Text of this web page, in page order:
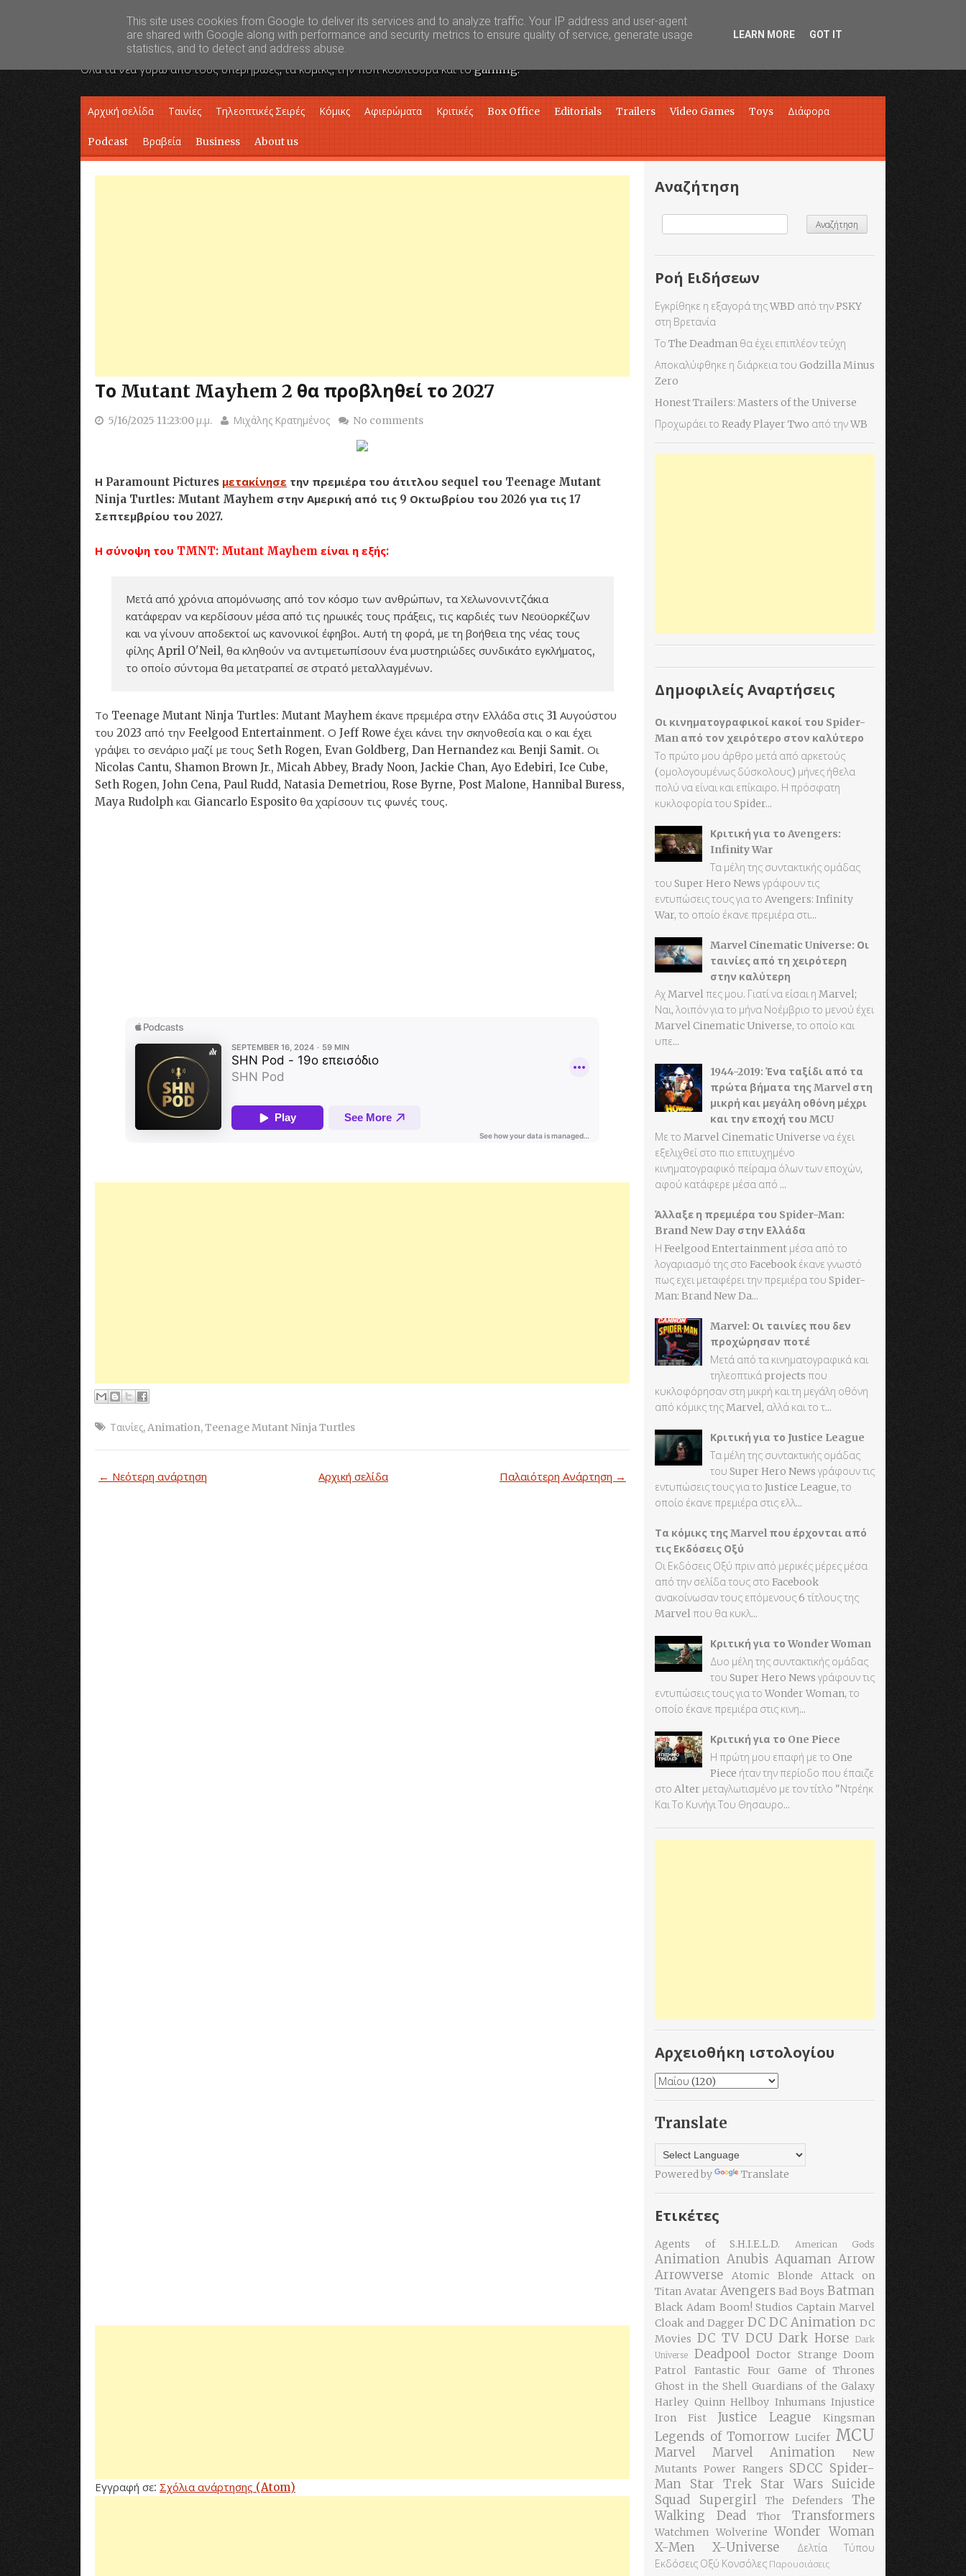
Super Hero News
Όλα τα νέα γύρω από τους υπερήρωες, τα κόμικς, την ποπ κουλτούρα και το gaming.
Skip to content
Αρχική σελίδα Ταινίες Τηλεοπτικές Σειρές Κόμικς Αφιερώματα Κριτικές Box Office Editorials Trailers Video Games Toys Διάφορα
Podcast Βραβεία Business About us
Το Mutant Mayhem 2 θα προβληθεί το 2027
5/16/2025 11:23:00 μ.μ. Μιχάλης Κρατημένος No comments
Η Paramount Pictures μετακίνησε την πρεμιέρα του άτιτλου sequel του Teenage Mutant
Ninja Turtles: Mutant Mayhem στην Αμερική από τις 9 Οκτωβρίου του 2026 για τις 17
Σεπτεμβρίου του 2027.
Η σύνοψη του TMNT: Mutant Mayhem είναι η εξής:
Μετά από χρόνια απομόνωσης από τον κόσμο των ανθρώπων, τα Χελωνονιντζάκια
κατάφεραν να κερδίσουν μέσα από τις ηρωικές τους πράξεις, τις καρδιές των Νεοϋορκέζων
και να γίνουν αποδεκτοί ως κανονικοί έφηβοι. Αυτή τη φορά, με τη βοήθεια της νέας τους
φίλης April O'Neil, θα κληθούν να αντιμετωπίσουν ένα μυστηριώδες συνδικάτο εγκλήματος,
το οποίο σύντομα θα μετατραπεί σε στρατό μεταλλαγμένων.
Το Teenage Mutant Ninja Turtles: Mutant Mayhem έκανε πρεμιέρα στην Ελλάδα στις 31 Αυγούστου
του 2023 από την Feelgood Entertainment. Ο Jeff Rowe έχει κάνει την σκηνοθεσία και ο και έχει
γράψει το σενάριο μαζί με τους Seth Rogen, Evan Goldberg, Dan Hernandez και Benji Samit. Οι
Nicolas Cantu, Shamon Brown Jr., Micah Abbey, Brady Noon, Jackie Chan, Ayo Edebiri, Ice Cube,
Seth Rogen, John Cena, Paul Rudd, Natasia Demetriou, Rose Byrne, Post Malone, Hannibal Buress,
Maya Rudolph και Giancarlo Esposito θα χαρίσουν τις φωνές τους.
Ταινίες, Animation,Teenage Mutant Ninja Turtles
← Νεότερη ανάρτηση Παλαιότερη Ανάρτηση →
Αρχική σελίδα
Εγγραφή σε: Σχόλια ανάρτησης (Atom)
Αναζήτηση
Ροή Ειδήσεων
Εγκρίθηκε η εξαγορά της WBD από την PSKY
στη Βρετανία
Το The Deadman θα έχει επιπλέον τεύχη
Αποκαλύφθηκε η διάρκεια του Godzilla Minus
Zero
Honest Trailers: Masters of the Universe
Προχωράει το Ready Player Two από την WB
Δημοφιλείς Αναρτήσεις
Οι κινηματογραφικοί κακοί του Spider-
Man από τον χειρότερο στον καλύτερο
Το πρώτο μου άρθρο μετά από αρκετούς
(ομολογουμένως δύσκολους) μήνες ήθελα
πολύ να είναι και επίκαιρο. Η πρόσφατη
κυκλοφορία του Spider...
Κριτική για το Avengers:
Infinity War
Τα μέλη της συντακτικής ομάδας
του Super Hero News γράφουν τις
εντυπώσεις τους για το Avengers: Infinity
War, το οποίο έκανε πρεμιέρα στι...
Marvel Cinematic Universe: Οι
ταινίες από τη χειρότερη
στην καλύτερη
Αχ Marvel πες μου. Γιατί να είσαι η Marvel;
Ναι, λοιπόν για το μήνα Νοέμβριο το μενού έχει
Marvel Cinematic Universe, το οποίο και
υπε...
1944-2019: Ένα ταξίδι από τα
πρώτα βήματα της Marvel στη
μικρή και μεγάλη οθόνη μέχρι
και την εποχή του MCU
Με το Marvel Cinematic Universe να έχει
εξελιχθεί στο πιο επιτυχημένο
κινηματογραφικό πείραμα όλων των εποχών,
αφού κατάφερε μέσα από ...
Άλλαξε η πρεμιέρα του Spider-Man:
Brand New Day στην Ελλάδα
Η Feelgood Entertainment μέσα από το
λογαριασμό της στο Facebook έκανε γνωστό
πως εχει μεταφέρει την πρεμιέρα του Spider-
Man: Brand New Da...
Marvel: Οι ταινίες που δεν
προχώρησαν ποτέ
Μετά από τα κινηματογραφικά και
τηλεοπτικά projects που
κυκλοφόρησαν στη μικρή και τη μεγάλη οθόνη
από κόμικς της Marvel, αλλά και το τ...
Κριτική για το Justice League
Τα μέλη της συντακτικής ομάδας
του Super Hero News γράφουν τις
εντυπώσεις τους για το Justice League, το
οποίο έκανε πρεμιέρα στις ελλ...
Τα κόμικς της Marvel που έρχονται από
τις Εκδόσεις Οξύ
Οι Εκδόσεις Οξύ πριν από μερικές μέρες μέσα
από την σελίδα τους στο Facebook
ανακοίνωσαν τους επόμενους 6 τίτλους της
Marvel που θα κυκλ...
Κριτική για το Wonder Woman
Δυο μέλη της συντακτικής ομάδας
του Super Hero News γράφουν τις
εντυπώσεις τους για το Wonder Woman, το
οποίο έκανε πρεμιέρα στις κινη...
Κριτική για το One Piece
Η πρώτη μου επαφή με το One
Piece ήταν την περίοδο που έπαιζε
στο Alter μεταγλωτισμένο με τον τίτλο "Ντρέηκ
Και Το Κυνήγι Του Θησαυρο...
Αρχειοθήκη ιστολογίου
Translate
Powered by Translate
Ετικέτες
Agents of S.H.I.E.L.D. American Gods
Animation Anubis Aquaman Arrow
Arrowverse
Atomic Blonde
Attack on
Titan Avatar Avengers Bad Boys Batman
Black Adam Boom! Studios Captain Marvel
Cloak and Dagger DC DC Animation DC
Movies DC TV DCU Dark Horse
Dark
Universe
Deadpool Doctor Strange Doom
Patrol
Fantastic Four
Game of Thrones
Ghost in the Shell Guardians of the Galaxy
Harley Quinn Hellboy Inhumans Injustice
Iron Fist
Justice League Kingsman
Legends of Tomorrow Lucifer MCU
Marvel Marvel Animation
New
Mutants Power Rangers SDCC Spider-
Man
Star Trek Star Wars Suicide
Squad
Supergirl The Defenders
The
Walking Dead
Thor Transformers
Watchmen Wolverine Wonder Woman
X-Men
X-Universe
Δελτία Τύπου
Εκδόσεις Οξύ Κονσόλες Παρουσιάσεις
This site uses cookies from Google to deliver its services and to analyze traffic. Your IP address and user-agent
are shared with Google along with performance and security metrics to ensure quality of service, generate usage
statistics, and to detect and address abuse.
LEARN MORE GOT IT